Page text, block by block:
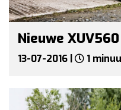
Nieuwe
13-07-2016 | 1